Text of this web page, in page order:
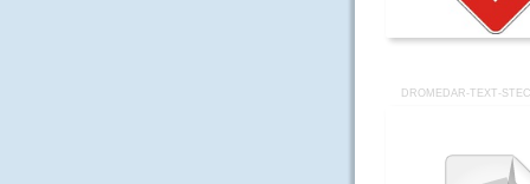
DROMEDAR-TEXT-